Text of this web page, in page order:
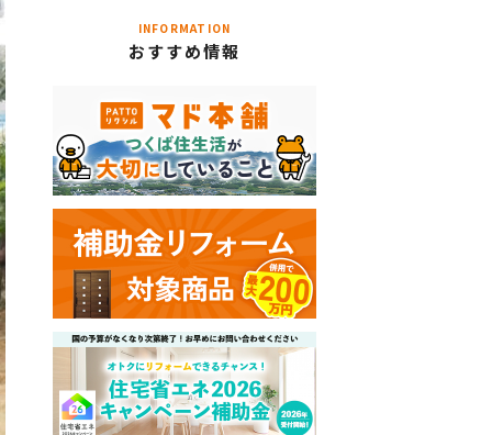
INFORMATION
おすすめ情報